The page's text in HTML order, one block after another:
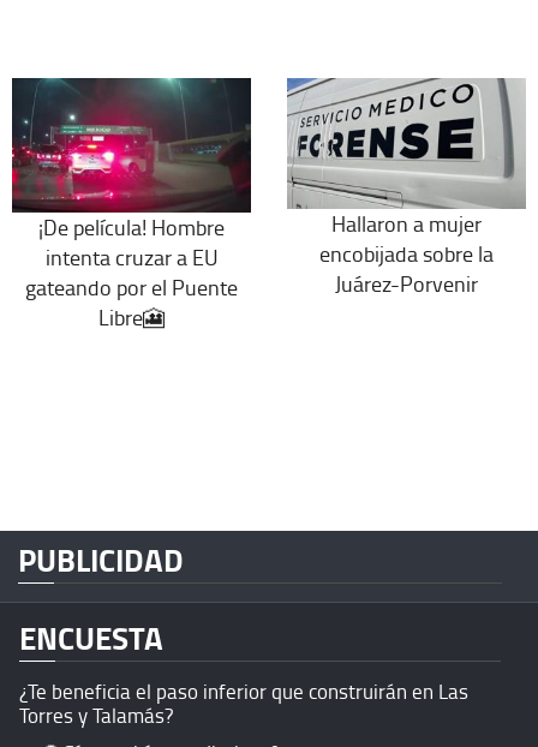
¡De película! Hombre
intenta cruzar a EU
gateando por el Puente
Libre🎦
Hallaron a mujer
encobijada sobre la
Juárez-Porvenir
PUBLICIDAD
ENCUESTA
¿Te beneficia el paso inferior que construirán en Las
Torres y Talamás?